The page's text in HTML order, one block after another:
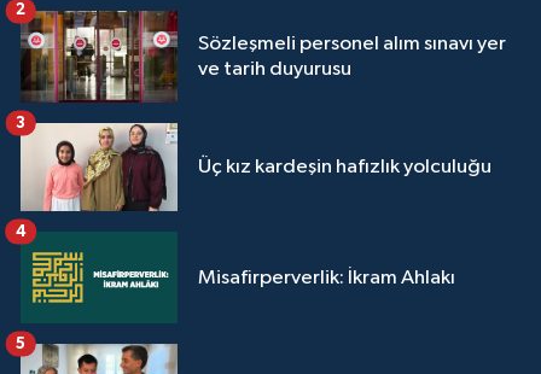
Sözleşmeli personel alım sınavı yer
ve tarih duyurusu
2
Üç kız kardeşin hafızlık yolculuğu
3
Misafirperverlik: İkram Ahlakı
4
5